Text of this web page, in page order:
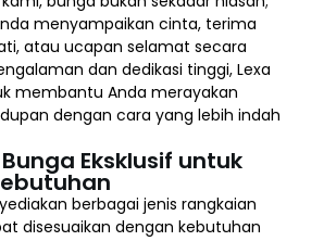
menyampaikan cinta, terima
atau ucapan selamat secara
dan dedikasi tinggi, Lexa
membantu Anda merayakan
dengan cara yang lebih indah
Eksklusif untuk
berbagai jenis rangkaian
disesuaikan dengan kebutuhan